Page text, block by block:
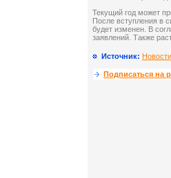
Текущий год может
После вступления в
будет изменен. В
заявлений. Также
Источник:
Подписаться на